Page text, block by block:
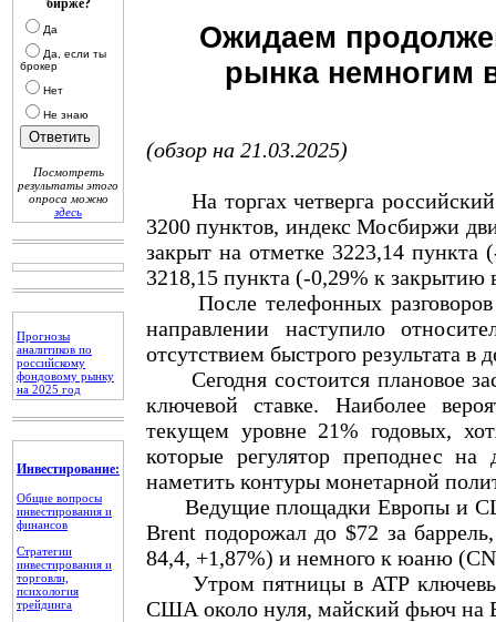
бирже?
Да
Да, если ты
брокер
Нет
Не знаю
Посмотреть
результаты этого
опроса можно
здесь
Прогнозы
аналитиков по
российскому
фондовому рынку
на 2025 год
Инвестирование:
Общие вопросы
инвестирования и
финансов
Стратегии
инвестирования и
торговли,
психология
трейдинга
Ожидаем
рынка немногим
(обзор на 21.03.2025)
На торгах четверга
3200 пунктов, индекс Мосбиржи
закрыт на отметке 3223,14
3218,15 пункта (-0,29% к закрытию
После телефонных разговоров
направлении наступило
отсутствием быстрого результата в
Сегодня состоится плановое
ключевой ставке. Наиболее
текущем уровне 21% годовых,
которые регулятор преподнес
наметить контуры монетарной
Ведущие площадки Европы и
Brent подорожал до $72 за
84,4, +1,87%) и немного к юаню
Утром пятницы в АТР ключевые
США около нуля, майский фьюч на